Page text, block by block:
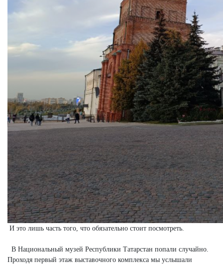
И это лишь часть того, что обязательно стоит посмотреть.
В Национальный музей Республики Татарстан попали случайно.
Проходя первый этаж выставочного комплекса мы услышали